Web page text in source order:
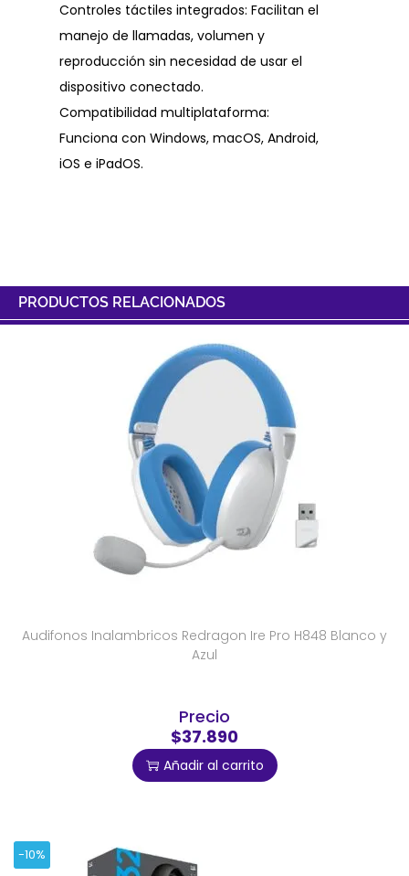
Controles táctiles integrados: Facilitan el
manejo de llamadas, volumen y
reproducción sin necesidad de usar el
dispositivo conectado.
Compatibilidad multiplataforma:
Funciona con Windows, macOS, Android,
iOS e iPadOS.
PRODUCTOS RELACIONADOS
Audifonos Inalambricos Redragon Ire Pro H848 Blanco y
Azul
Precio
$37.890
Añadir al carrito
-10%